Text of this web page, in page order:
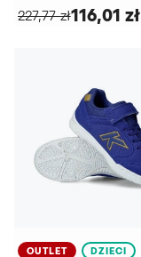
227,77 zł116,01 zł
OUTLET DZIECI